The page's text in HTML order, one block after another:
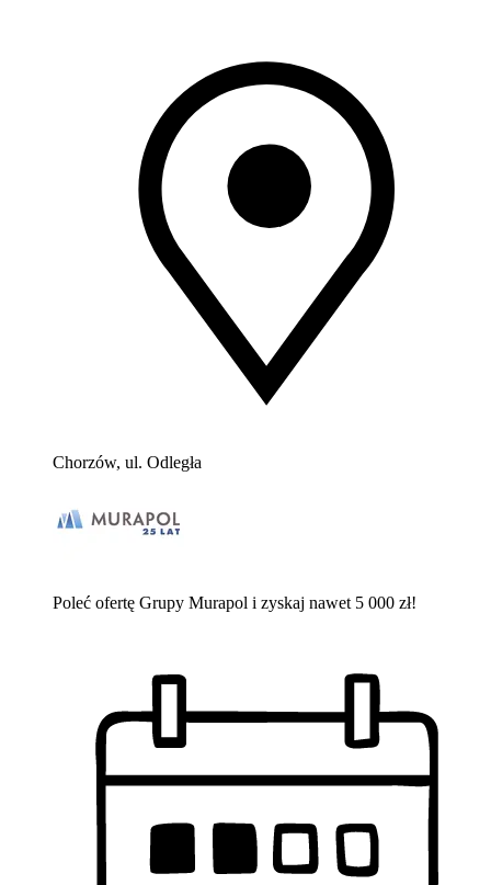
Chorzów, ul. Odległa
Poleć ofertę Grupy Murapol i zyskaj nawet 5 000 zł!